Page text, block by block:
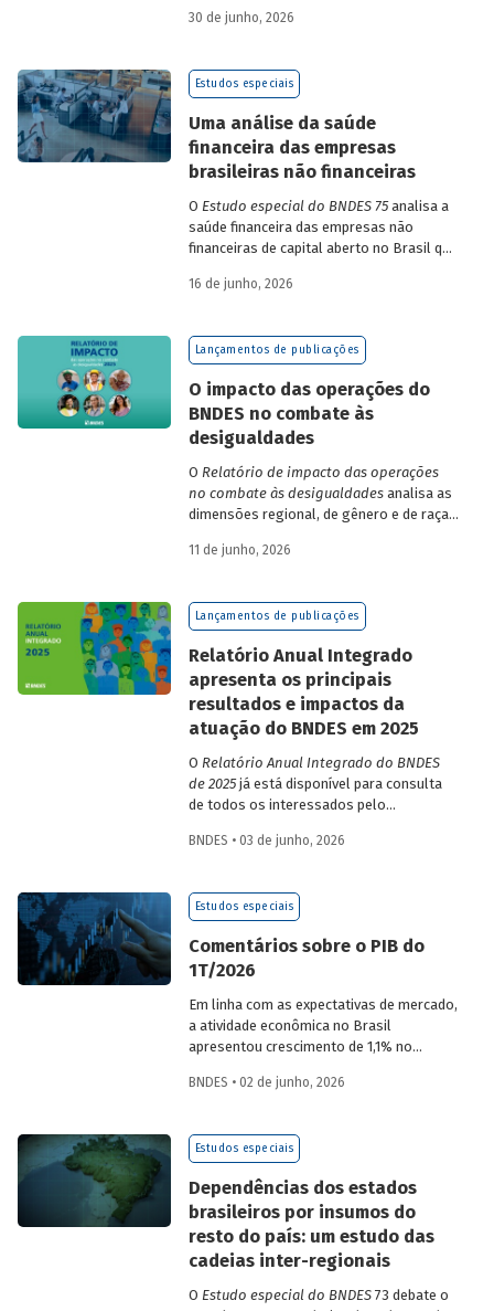
da Escola de Governo e Desenvolvimento
30 de junho, 2026
Estudos especiais
Uma análise da saúde
financeira das empresas
brasileiras não financeiras
O Estudo especial do BNDES 75analisa a
saúde financeira das empresas não
financeiras de capital aberto no Brasil que
valores. Para isso, parte de uma amostra
de finanças e seguros – e de quatro
dimensões: lucratividade, solvência,
16 de junho, 2026
Lançamentos de publicações
O impacto das operações do
BNDES no combate às
desigualdades
O Relatório de impacto das operações
no combate às desigualdadesanalisa as
dimensões regional, de gênero e de raça,
desigualdade de renda no Brasil, no
BNDES.
11 de junho, 2026
Lançamentos de publicações
Relatório Anual Integrado
apresenta os principais
resultados e impactos da
atuação do BNDES em 2025
O Relatório Anual Integrado do BNDES
de 2025já está disponível para consulta
de todos os interessados pelo
sua prestação de contas. O documento
principais resultados, os impactos de sua
atuação no ano, e mostra como o BNDES
consistente e sólida, mesmo diante de
cenários desafiadores.
BNDES • 03 de junho, 2026
Estudos especiais
Comentários sobre o PIB do
1T/2026
Em linha com as expectativas de mercado,
a atividade econômica no Brasil
apresentou crescimento de 1,1% no
imediatamente anterior, na série ajustada
detalhada e uma previsão para os
próximos meses no
BNDES • 02 de junho, 2026
Estudos especiais
Dependências dos estados
brasileiros por insumos do
resto do país: um estudo das
cadeias inter-regionais
O Estudo especial do BNDES73 debate o